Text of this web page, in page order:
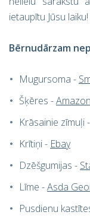
ietaupītu Jūsu laiku!
Bērnudārzam
Mugursoma -
Šķēres -Amazon
Krāsainie zīmuļi -
Krītiņi - Ebay
Dzēšgumijas -
Līme -Asda
Pusdienu